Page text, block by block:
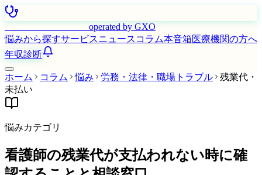
operated by GXO
悩みから探すサービスニュース コラム本音箱医療機関の方へ
年収診断
ホーム コラム 悩み 労務・法律・職場トラブル
残業代・
未払い
悩みカテゴリ
看護師の残業代が支払われない時に確